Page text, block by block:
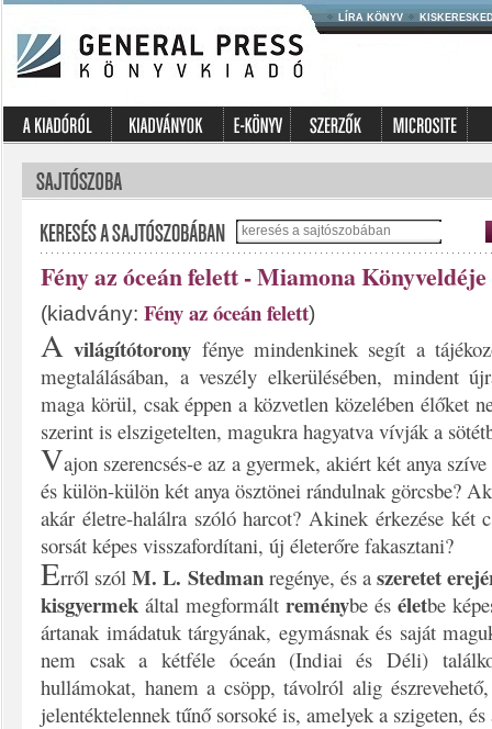
LÍRA KÖNYV
Fény az óceán felett - Miamona Könyveldéje
(kiadvány: Fény az óceán felett)
A világítótorony fénye mindenkinek segít a
megtalálásában, a veszély elkerülésében, mindent
maga körül, csak éppen a közvetlen közelében élőket
szerint is elszigetelten, magukra hagyatva vívják a
Vajon szerencsés-e az a gyermek, akiért két anya
és külön-külön két anya ösztönei rándulnak görcsbe?
akár életre-halálra szóló harcot? Akinek érkezése két
sorsát képes visszafordítani, új életerőre fakasztani?
Erről szólM. L. Stedmanregénye, és aszeretet
kisgyermek által megformált reménybe és életbe
ártanak imádatuk tárgyának, egymásnak és saját
nem csak a kétféle óceán (Indiai és Déli)
hullámokat, hanem a csöpp, távolról alig
jelentéktelennek tűnő sorsoké is, amelyek a szigeten,